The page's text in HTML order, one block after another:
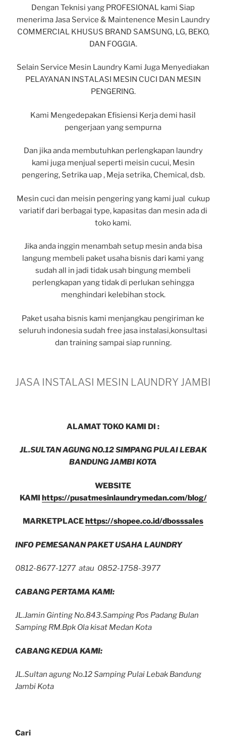
Dengan Teknisi yang PROFESIONAL kami Siap
menerima Jasa Service & Maintenence Mesin Laundry
COMMERCIAL KHUSUS BRAND SAMSUNG, LG, BEKO,
DAN FOGGIA.
Selain Service Mesin Laundry Kami Juga Menyediakan
PELAYANAN INSTALASI MESIN CUCI DAN MESIN
PENGERING.
Kami Mengedepakan Efisiensi Kerja demi hasil
pengerjaan yang sempurna
Dan jika anda membutuhkan perlengkapan laundry
kami juga menjual seperti meisin cucui, Mesin
pengering, Setrika uap , Meja setrika, Chemical, dsb.
Mesin cuci dan meisin pengering yang kami jual cukup
variatif dari berbagai type, kapasitas dan mesin ada di
toko kami.
Jika anda inggin menambah setup mesin anda bisa
langung membeli paket usaha bisnis dari kami yang
sudah all in jadi tidak usah bingung membeli
perlengkapan yang tidak di perlukan sehingga
menghindari kelebihan stock.
Paket usaha bisnis kami menjangkau pengiriman ke
seluruh indonesia sudah free jasa instalasi,konsultasi
dan training sampai siap running.
JASA INSTALASI MESIN LAUNDRY JAMBI
ALAMAT TOKO KAMI DI :
JL.SULTAN AGUNG NO.12 SIMPANG PULAI LEBAK
BANDUNG JAMBI KOTA
WEBSITE
KAMI https://pusatmesinlaundrymedan.com/blog/
MARKETPLACEhttps://shopee.co.id/dbosssales
INFO PEMESANAN PAKET USAHA LAUNDRY
0812-8677-1277 atau 0852-1758-3977
CABANG PERTAMA KAMI:
JL.Jamin Ginting No.843.Samping Pos Padang Bulan
Samping RM.Bpk Ola kisat Medan Kota
CABANG KEDUA KAMI:
JL.Sultan agung No.12 Samping Pulai Lebak Bandung
Jambi Kota
Cari